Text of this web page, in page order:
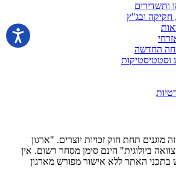
ותשדירים
חקיקה ובג"ץ
החדשה
וסטטיסטיקות
מוגנים תחת חוק זכויות יוצרים. "ארגון
ביולוגית" הינם סימן מסחר רשום. אין
האתר ללא אישור מפורש מארגון